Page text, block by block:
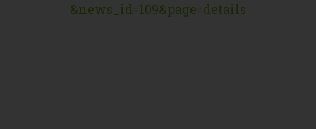
&news_id=109&page=details